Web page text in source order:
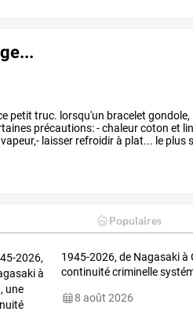
petit truc. lorsqu'un bracelet gondole,
précautions:-chaleurcoton et
vapeur,- laisser refroidirà plat... le plus
Populaires
1945-2026, de Nagasaki à
continuité criminelle
8 août 2026